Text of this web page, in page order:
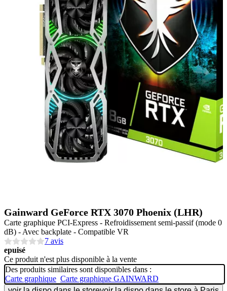
Gainward GeForce RTX 3070 Phoenix (LHR)
Carte graphique PCI-Express - Refroidissement semi-passif (mode 0
dB) - Avec backplate - Compatible VR
7 avis
epuisé
Ce produit n'est plus disponible à la vente
Des produits similaires sont disponibles dans :
Carte graphique Carte graphique GAINWARD